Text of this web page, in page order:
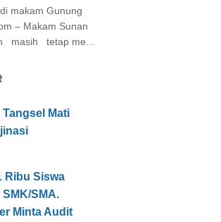
makam Gunung
– Makam Sunan
masih tetap me...
Tangsel Mati
Ribu Siswa
SMA.
Minta Audit